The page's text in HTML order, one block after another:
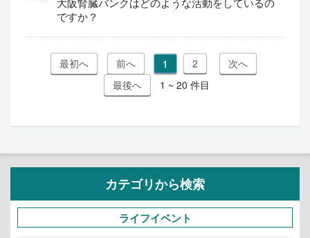
ですか？
1
2
1 ~ 20 件目
カテゴリから検索
ライフイベント